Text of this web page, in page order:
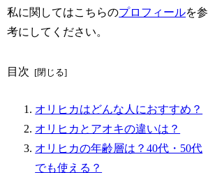
私に関してはこちらのプロフィールを参
考にしてください。
目次
オリヒカはどんな人におすすめ？
オリヒカとアオキの違いは？
オリヒカの年齢層は？40代・50代
でも使える？